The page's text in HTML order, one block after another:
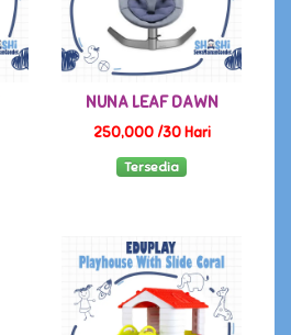
NUNA LEAF DAWN
250,000 /30 Hari
Tersedia